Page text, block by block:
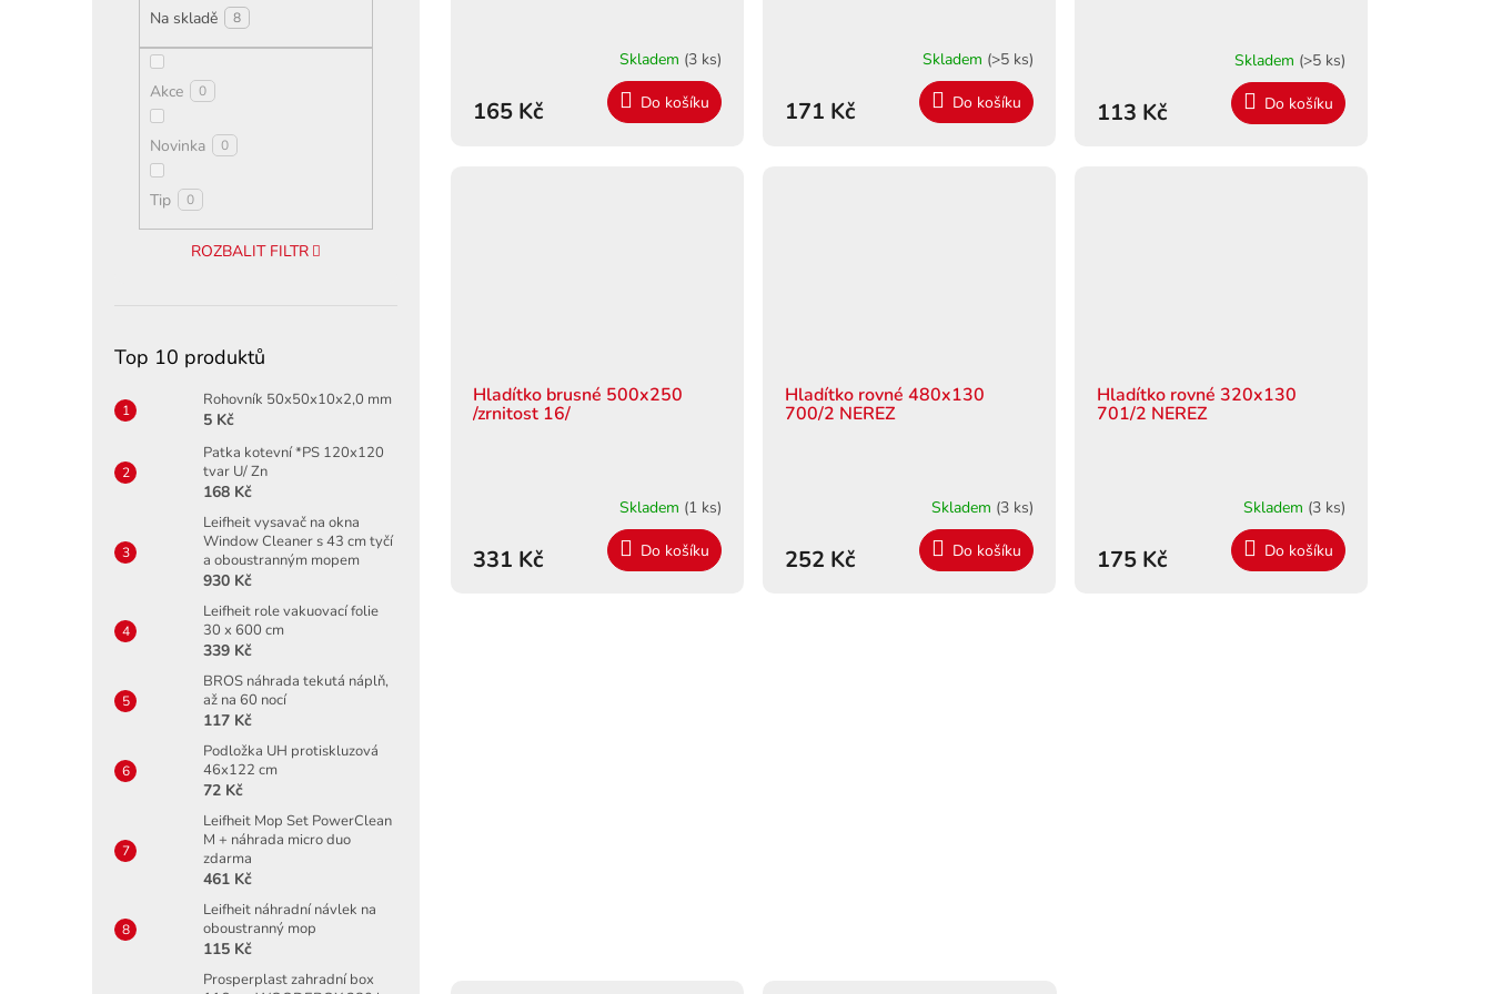
Na skladě 8
Akce 0
Novinka 0
Tip 0
ROZBALIT FILTR
Top 10 produktů
Rohovník 50x50x10x2,0 mm
5 Kč
Patka kotevní *PS 120x120
tvar U/ Zn
168 Kč
Leifheit vysavač na okna
Window Cleaner s 43 cm tyčí
a oboustranným mopem
930 Kč
Leifheit role vakuovací folie
30 x 600 cm
339 Kč
BROS náhrada tekutá náplň,
až na 60 nocí
117 Kč
Podložka UH protiskluzová
46x122 cm
72 Kč
Leifheit Mop Set PowerClean
M + náhrada micro duo
zdarma
461 Kč
Leifheit náhradní návlek na
oboustranný mop
115 Kč
Prosperplast zahradní box
Skladem (3 ks)
165 Kč Do košíku
Skladem (>5 ks)
171 Kč Do košíku
Skladem (>5 ks)
113 Kč Do košíku
Hladítko brusné 500x250
/zrnitost 16/
Skladem (1 ks)
331 Kč Do košíku
Hladítko rovné 480x130
700/2 NEREZ
Skladem (3 ks)
252 Kč Do košíku
Hladítko rovné 320x130
701/2 NEREZ
Skladem (3 ks)
175 Kč Do košíku